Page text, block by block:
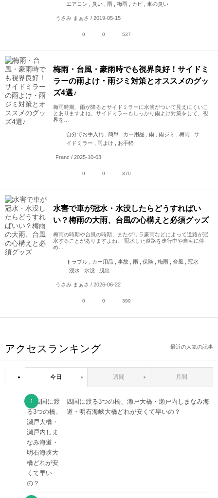
エアコン , 臭い , 雨 , 梅雨 , カビ , 車の臭い
うさみ まぁさ / 2019-05-15
0 0 537
梅雨・台風・豪雨時でも視界良好！サイドミ
ラーの雨よけ・雨ジミ対策とオススメのグッ
ズ4選♪
梅雨時期、雨が降るとサイドミラーに水滴がついて見えにくいこ
とありますよね。サイドミラーもしっかり雨よけ対策をして、視
界を…
自分でお手入れ , 簡単 , カー用品 , 雨 , 雨ジミ , 梅雨 , サ
イドミラー , 雨よけ , お手軽
Franc / 2025-10-03
0 0 370
水害で車が冠水・水没したらどうすればい
い？梅雨の大雨、台風の心構えと必須グッズ
梅雨の時期や台風の時期、またゲリラ豪雨などによって道路が冠
水することがありますよね。 冠水した道路を走行中や自宅に停
め…
トラブル , カー用品 , 事故 , 雨 , 保険 , 梅雨 , 台風 , 冠水
, 浸水 , 水没 , 脱出
うさみ まぁさ / 2026-06-22
0 0 399
アクセスランキング 最近の人気の記事
今日 週間 月間
四国に渡る3つの橋、瀬戸大橋・瀬戸内しまなみ海
道・明石海峡大橋どれが安くて早いの？